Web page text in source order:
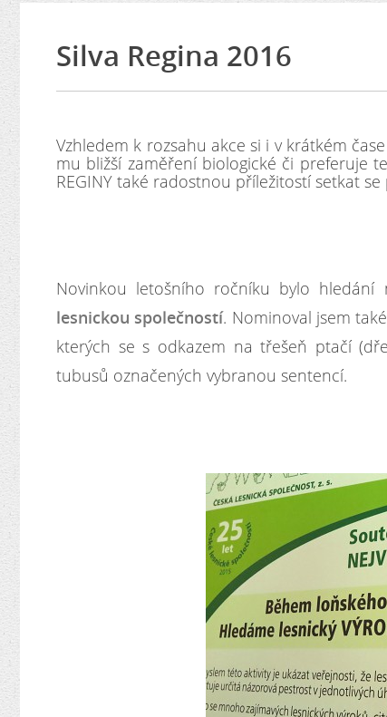
Silva Regina 2016
Vzhledem k rozsahu akce si i v krátkém
mu bližší zaměření biologické či preferuje
REGINY také radostnou příležitostí setkat
Novinkou letošního ročníku bylo hledání
lesnickou společností. Nominoval jsem
kterých se s odkazem na třešeň ptačí
tubusů označených vybranou sentencí.